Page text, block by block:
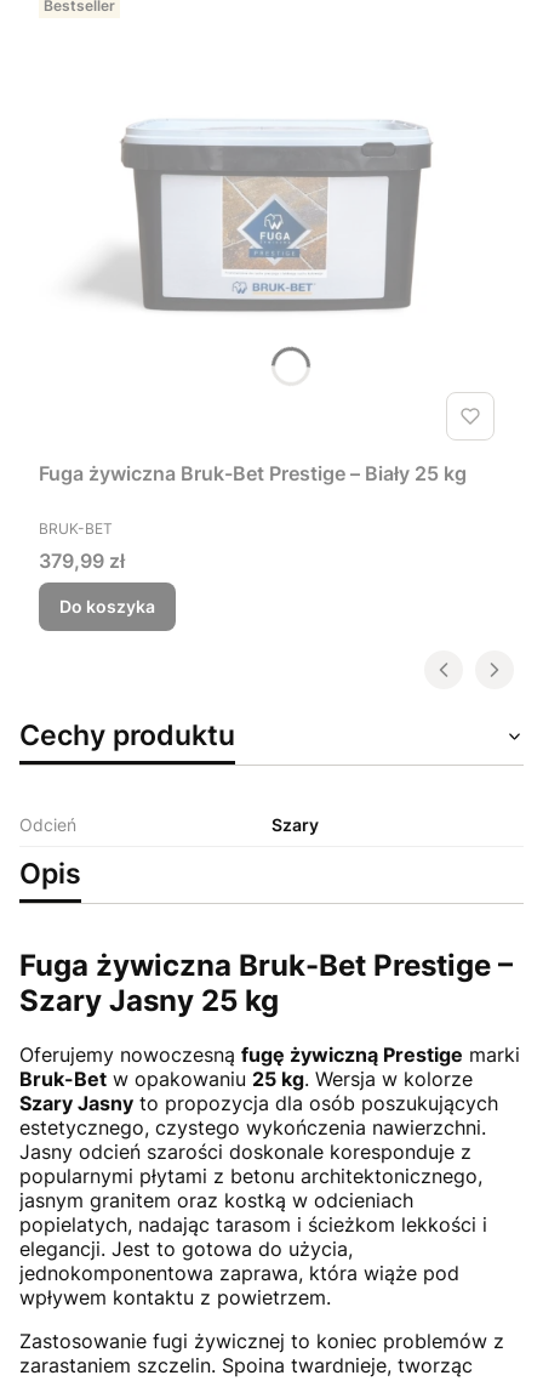
Bestseller
Fuga żywiczna Bruk-Bet Prestige – Biały 25 kg
PRODUCENT
BRUK-BET
Cena
379,99 zł
Do koszyka
Cechy produktu
Odcień Szary
Opis
Fuga żywiczna Bruk-Bet Prestige –
Szary Jasny 25 kg
Oferujemy nowoczesną fugę żywiczną Prestige marki
Bruk-Bet w opakowaniu 25 kg. Wersja w kolorze
Szary Jasny to propozycja dla osób poszukujących
estetycznego, czystego wykończenia nawierzchni.
Jasny odcień szarości doskonale koresponduje z
popularnymi płytami z betonu architektonicznego,
jasnym granitem oraz kostką w odcieniach
popielatych, nadając tarasom i ścieżkom lekkości i
elegancji. Jest to gotowa do użycia,
jednokomponentowa zaprawa, która wiąże pod
wpływem kontaktu z powietrzem.
Zastosowanie fugi żywicznej to koniec problemów z
zarastaniem szczelin. Spoina twardnieje, tworząc